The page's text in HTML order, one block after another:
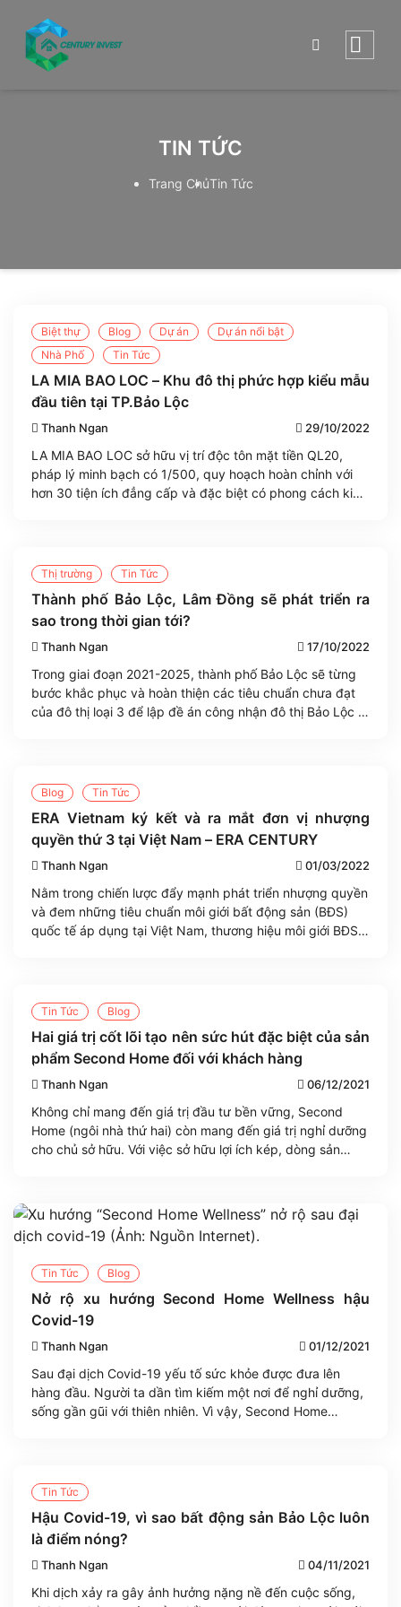
content
TIN TỨC
Trang ChủTin Tức
Biệt thự Blog Dự án
Dự án nổi bật
Nhà Phố
Tin Tức
LA MIA BAO LOC – Khu đô thị phức hợp kiểu mẫu
đầu tiên tại TP.Bảo Lộc
Thanh Ngan 29/10/2022
LA MIA BAO LOC sở hữu vị trí độc tôn mặt tiền QL20,
pháp lý minh bạch có 1/500, quy hoạch hoàn chỉnh với
hơn 30 tiện ích đẳng cấp và đặc biệt có phong cách kiến
Thị trường Tin Tức
Thành phố Bảo Lộc, Lâm Đồng sẽ phát triển ra
sao trong thời gian tới?
Thanh Ngan 17/10/2022
Trong giai đoạn 2021-2025, thành phố Bảo Lộc sẽ từng
bước khắc phục và hoàn thiện các tiêu chuẩn chưa đạt
của đô thị loại 3 để lập đề án công nhận đô thị Bảo Lộc là
Blog Tin Tức
ERA Vietnam ký kết và ra mắt đơn vị nhượng
quyền thứ 3 tại Việt Nam – ERA CENTURY
Thanh Ngan 01/03/2022
Nằm trong chiến lược đẩy mạnh phát triển nhượng quyền
và đem những tiêu chuẩn môi giới bất động sản (BĐS)
quốc tế áp dụng tại Việt Nam, thương hiệu môi giới BĐS
Tin Tức Blog
Hai giá trị cốt lõi tạo nên sức hút đặc biệt của sản
phẩm Second Home đối với khách hàng
Thanh Ngan 06/12/2021
Không chỉ mang đến giá trị đầu tư bền vững, Second
Home (ngôi nhà thứ hai) còn mang đến giá trị nghỉ dưỡng
cho chủ sở hữu. Với việc sở hữu lợi ích kép, dòng sản
Tin Tức Blog
Nở rộ xu hướng Second Home Wellness hậu
Covid-19
Thanh Ngan 01/12/2021
Sau đại dịch Covid-19 yếu tố sức khỏe được đưa lên
hàng đầu. Người ta dần tìm kiếm một nơi để nghỉ dưỡng,
sống gần gũi với thiên nhiên. Vì vậy, Second Home
Tin Tức
Hậu Covid-19, vì sao bất động sản Bảo Lộc luôn
là điểm nóng?
Thanh Ngan 04/11/2021
Khi dịch xảy ra gây ảnh hưởng nặng nề đến cuộc sống,